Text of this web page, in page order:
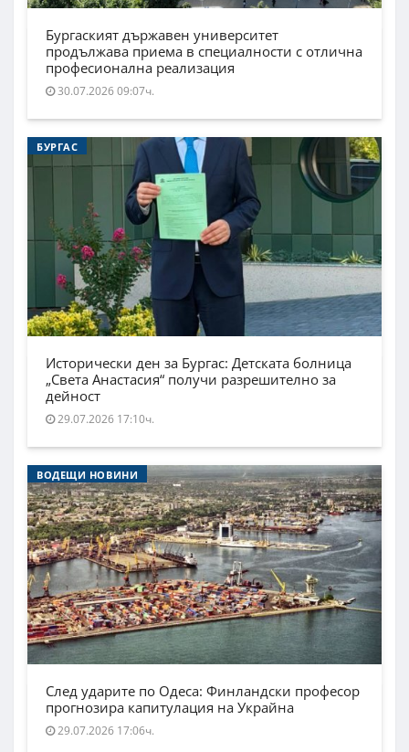
Бургаският държавен университет
продължава приема в специалности с отлична
професионална реализация
30.07.2026 09:07ч.
БУРГАС
Исторически ден за Бургас: Детската болница
„Света Анастасия“ получи разрешително за
дейност
29.07.2026 17:10ч.
ВОДЕЩИ НОВИНИ
След ударите по Одеса: Финландски професор
прогнозира капитулация на Украйна
29.07.2026 17:06ч.